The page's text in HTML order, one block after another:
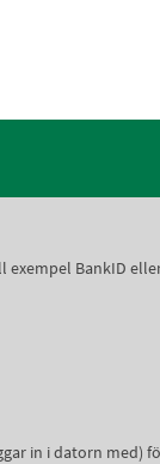
BankID
in i datorn med)